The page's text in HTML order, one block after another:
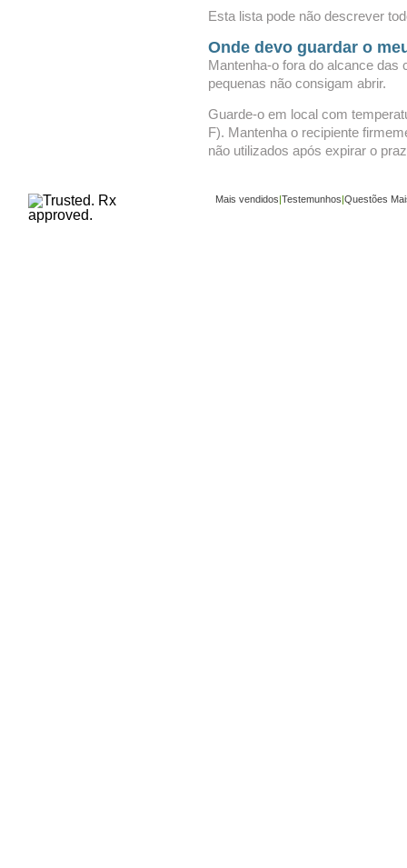
Esta lista pode não descrever
Onde devo guardar o
Mantenha-o fora do alcance
pequenas não consigam abrir.
Guarde-o em local com
F). Mantenha o recipiente
não utilizados após expirar o
Mais vendidos|Testemunhos|Questões